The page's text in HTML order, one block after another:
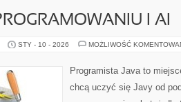
I AI
STY - 10 - 2026 MOŻLIWOŚĆ
Programista Java to
chcą uczyć się Javy od